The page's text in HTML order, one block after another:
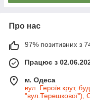
Про нас
97% позитивних з 74
Працює з
м. Одеса
вул. Героїв крут,
"вул.Терешкової"),